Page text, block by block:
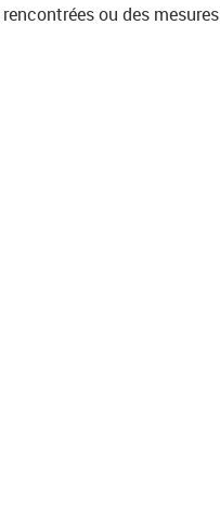
ou des mesures